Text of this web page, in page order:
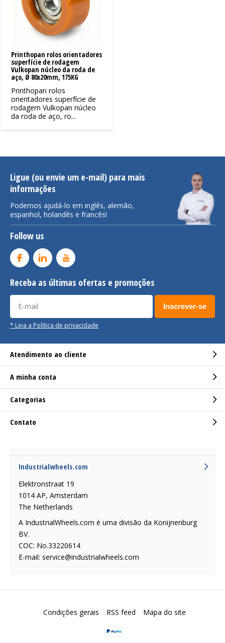
Printhopan rolos orientadores
superfície de rodagem
Vulkopan núcleo da roda de
aço, Ø 80x20mm, 175KG
Printhopan rolos
orientadores superfície de
rodagem Vulkopan núcleo
da roda de aço, ro...
Ligue (ou envie um e-mail) para mais
informações
Podemos ajudá-lo em inglês, alemão,
espanhol, holandês e francês!
Follow us
Receba as últimas ofertas e promoções
Inscrever-se
* Leia a Política de privacidade
Atendimento ao cliente
A minha conta
Categorias
Contato
Industrialwheels.com
Elektronstraat 19
1014 AP, Amsterdam
The Netherlands
A IndustrialWheels.com é uma divisão da Konijnenburg
BV.
COC: No.33220614
E-mail: service@industrialwheels.com
Condições gerais RSS feed Mapa do site